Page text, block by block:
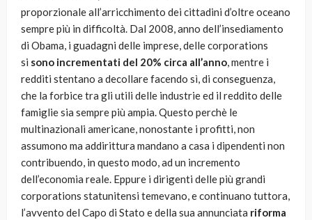
proporzionale all’arricchimento dei cittadini d’oltre oceano
sempre più in difficoltà. Dal 2008, anno dell’insediamento
di Obama, i guadagni delle imprese, delle corporations
si sono incrementati del 20% circa all’anno, mentre i
redditi stentano a decollare facendo sì, di conseguenza,
che la forbice tra gli utili delle industrie ed il reddito delle
famiglie sia sempre più ampia. Questo perchè le
multinazionali americane, nonostante i profitti, non
assumono ma addirittura mandano a casa i dipendenti non
contribuendo, in questo modo, ad un incremento
dell’economia reale. Eppure i dirigenti delle più grandi
corporations statunitensi temevano, e continuano tuttora,
l’avvento del Capo di Stato e della sua annunciata riforma